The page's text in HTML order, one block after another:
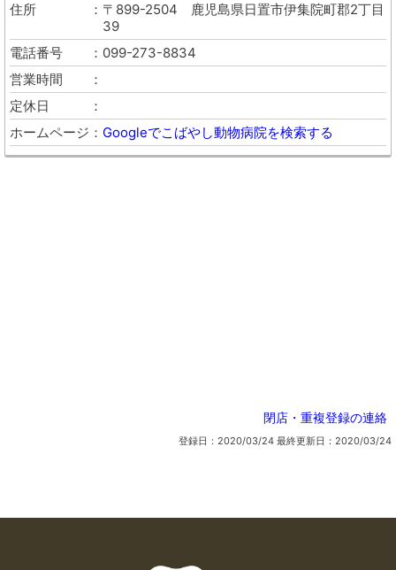
住所
〒899-2504 鹿児島県日置市伊集院町郡2丁目
39
電話番号
099-273-8834
営業時間
定休日
ホームページ
Googleでこばやし動物病院を検索する
閉店・重複登録の連絡
登録日：2020/03/24 最終更新日：2020/03/24